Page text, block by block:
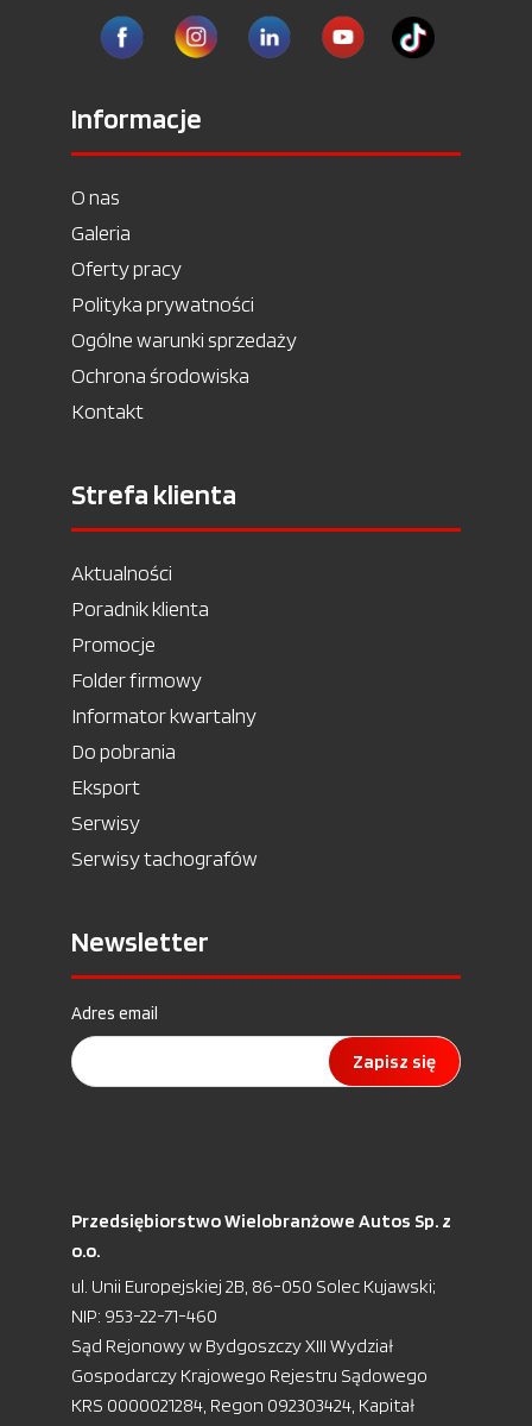
Informacje
O nas
Galeria
Oferty pracy
Polityka prywatności
Ogólne warunki sprzedaży
Ochrona środowiska
Kontakt
Strefa klienta
Aktualności
Poradnik klienta
Promocje
Folder firmowy
Informator kwartalny
Do pobrania
Eksport
Serwisy
Serwisy tachografów
Newsletter
Adres email
Zapisz się
Przedsiębiorstwo Wielobranżowe Autos Sp. z
o.o.
ul. Unii Europejskiej 2B, 86-050 Solec Kujawski;
NIP: 953-22-71-460
Sąd Rejonowy w Bydgoszczy XIII Wydział
Gospodarczy Krajowego Rejestru Sądowego
KRS 0000021284, Regon 092303424, Kapitał